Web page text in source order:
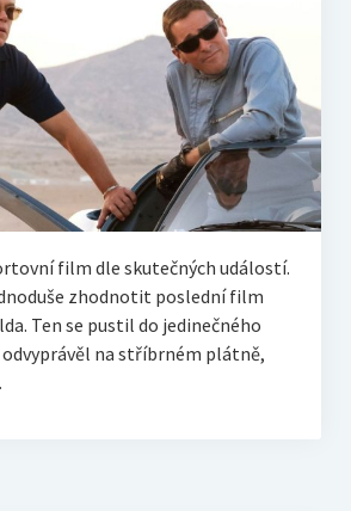
film dle skutečných událostí.
zhodnotit poslední film
Ten se pustil do jedinečného
odvyprávěl na stříbrném plátně,